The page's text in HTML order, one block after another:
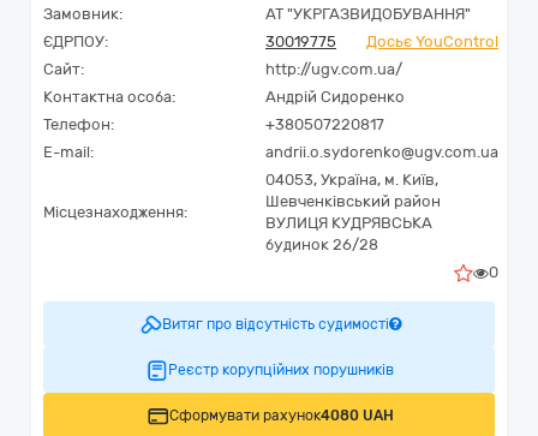
Замовник:
АТ "УКРГАЗВИДОБУВАННЯ"
ЄДРПОУ:
30019775
Досьє YouControl
Сайт:
http://ugv.com.ua/
Контактна особа:
Андрій Сидоренко
Телефон:
+380507220817
E-mail:
andrii.o.sydorenko@ugv.com.ua
Місцезнаходження:
04053, Україна, м. Київ,
Шевченківський район
ВУЛИЦЯ КУДРЯВСЬКА
будинок 26/28
0
Витяг про відсутність судимості
Реєстр корупційних порушників
Сформувати рахунок4080 UAH